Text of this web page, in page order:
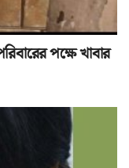
পক্ষে খাবার